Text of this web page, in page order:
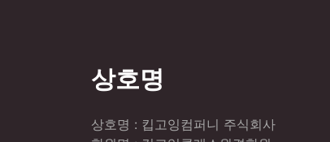
상호명
상호명 : 킵고잉컴퍼니 주식회사